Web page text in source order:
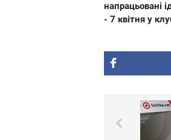
напрацьовані
- 7 квітня у